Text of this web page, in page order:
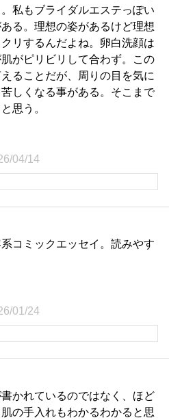
私もブライダルエステっぽい
る。理想の姿があるけど理想
リするんだよね。卵白洗顔は
がピリビリして合わず。この
ることだが、周りの目を気に
しくなる事がある。そこまで
思う。
04/14
コミックエッセイ。読みやす
01/24
かれているのではなく、ほど
の手入れもわかるわかると思